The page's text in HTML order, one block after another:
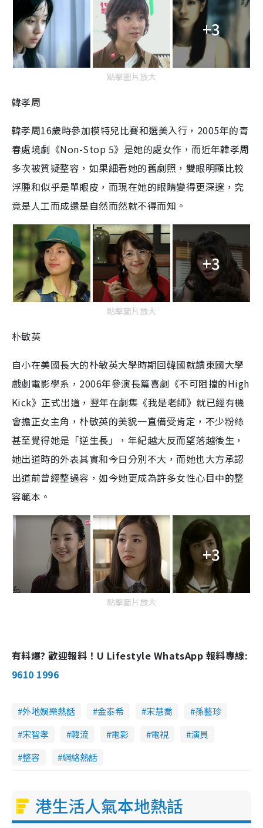
+3
點擊圖片放大
韓孝周
韓孝周16歲時參加模特兒比賽和選美入行， 2005年的青
春處境劇《Non-Stop 5》是她的處女作，而近年韓孝周
多次被質疑整容，如果細看她的舊劇照，雙眼明顯比較
浮腫和似乎是單眼皮，而現在她的眼睛變得更深邃，究
竟是人工而成還是自然而然就不得而知。
+3
點擊圖片放大
朴敏英
自小在美國長大的朴敏英大學時期回韓國就讀東國大學
戲劇電影學系， 2006年參演長篇喜劇《不可阻擋的High
Kick》正式出道，翌年在劇集《我是老師》就已經有機
會擔正女主角，朴敏英的美貌一直備受肯定，不少粉絲
甚至覺得她是「逆生長」，年紀越大反而望落越後生，
她出道時的外表其實和今日分別不大，而她也大方承認
出道前曾經整過容，如今她更成為許多女性心目中的整
容範本。
+3
點擊圖片放大
有料爆? 歡迎報料！U Lifestyle WhatsApp 報料專線:
9610 1996
外地娛樂熱話 金泰希 宋慧喬
孫藝珍
宋智孝
韓流 電影 電視
演員
整容
網絡熱話
港生活人氣本地熱話